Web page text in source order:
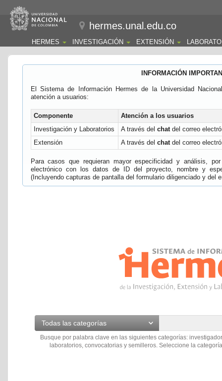
hermes.unal.edu.co
HERMES INVESTIGACIÓN EXTENSIÓN
INFORMACIÓN
El Sistema de Información Hermes de la Universidad
atención a usuarios:
Componente
Atención a los usuarios
Investigación y Laboratorios
A través del chatdel correo
Extensión
A través del chatdel correo
Para casos que requieran mayor especificidad y análisis,
electrónico con los datos de ID del proyecto, nombre y
(Incluyendo capturas de pantalla del formulario diligenciado y del
Todas las categorías
Busque por palabra clave en las siguientes categorías:
laboratorios, convocatorias y semilleros. Seleccione la